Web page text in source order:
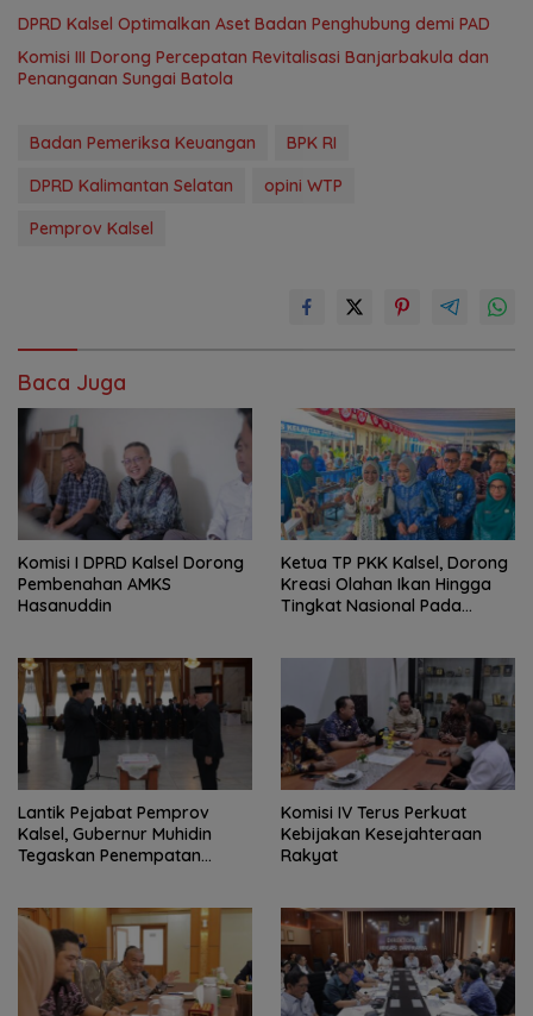
‎DPRD Kalsel Optimalkan Aset Badan Penghubung demi PAD
‎Komisi III Dorong Percepatan Revitalisasi Banjarbakula dan
Penanganan Sungai Batola
Badan Pemeriksa Keuangan
BPK RI
DPRD Kalimantan Selatan
opini WTP
Pemprov Kalsel
Baca Juga
Komisi I DPRD Kalsel Dorong
Pembenahan AMKS
Hasanuddin
Ketua TP PKK Kalsel, Dorong
Kreasi Olahan Ikan Hingga
Tingkat Nasional Pada
Lantik Pejabat Pemprov
Kalsel, Gubernur Muhidin
Tegaskan Penempatan
Komisi IV Terus Perkuat
Kebijakan Kesejahteraan
Rakyat